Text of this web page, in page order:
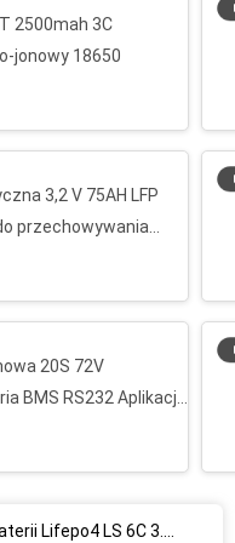
2500mah 3C
jonowy 18650
3,2 V 75AH LFP
przechowywania
20S 72V
BMS RS232 Aplikacja
200a